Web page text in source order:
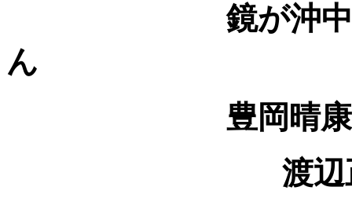
鏡が沖中学校
ん
豊岡晴康（国
渡